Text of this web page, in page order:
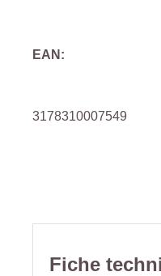
EAN:
3178310007549
Fiche